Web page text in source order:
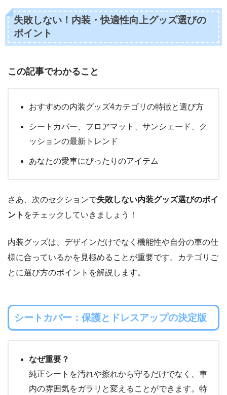
失敗しない！内装・快適性向上グッズ選びの
ポイント
この記事でわかること
おすすめの内装グッズ4カテゴリの特徴と選び方
シートカバー、フロアマット、サンシェード、ク
ッションの最新トレンド
あなたの愛車にぴったりのアイテム
さあ、次のセクションで失敗しない内装グッズ選びのポイ
ント をチェックしていきましょう！
内装グッズは、デザインだけでなく機能性や自分の車の仕
様に合っているかを見極めることが重要です。カテゴリご
とに選び方のポイントを解説します。
シートカバー：保護とドレスアップの決定版
なぜ重要？
純正シートを汚れや擦れから守るだけでなく、車
内の雰囲気をガラリと変えることができます。特